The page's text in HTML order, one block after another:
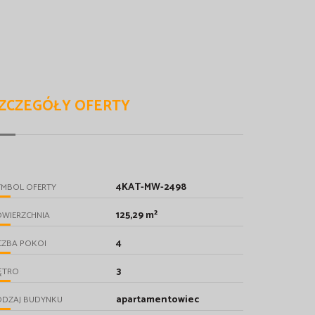
OFERTY
OFERTY 4KAT-MW-2498
125,29 m²
POKOI 4
3
BUDYNKU apartamentowiec